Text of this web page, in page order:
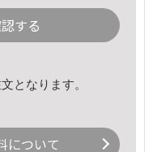
する
となります。
について